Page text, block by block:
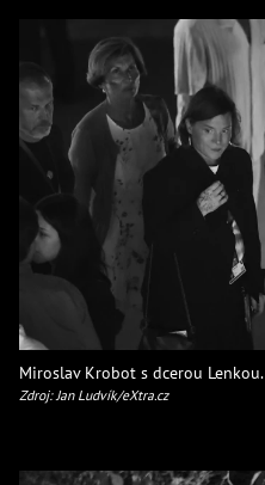
Miroslav Krobot s dcerou Lenkou.
Zdroj: Jan Ludvík/eXtra.cz